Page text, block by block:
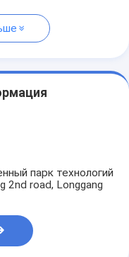
парк технологий
2nd road, Longgang